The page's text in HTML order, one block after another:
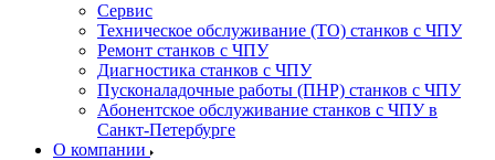
Сервис
Техническое обслуживание (ТО) станков с ЧПУ
Ремонт станков с ЧПУ
Диагностика станков с ЧПУ
Пусконаладочные работы (ПНР) станков с ЧПУ
Абонентское обслуживание станков с ЧПУ в
Санкт-Петербурге
О компании